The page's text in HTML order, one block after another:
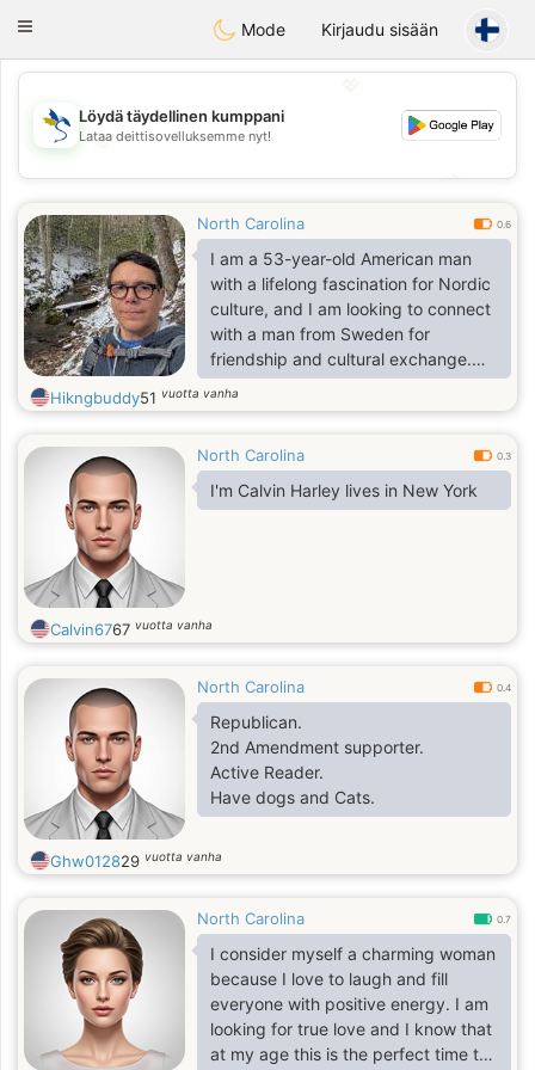
SvenskaDating
Toggle
Mode Kirjaudu sisään
💖
💕
Löydä täydellinen kumppani
Lataa deittisovelluksemme nyt!
North Carolina 0.6
I am a 53-year-old American man
with a lifelong fascination for Nordic
culture, and I am looking to connect
with a man from Sweden for
friendship and cultural exchange.
Ideally, you are also 53 or older—
retired is great, but certainly not a
Hikngbuddy51 vuotta vanha
North Carolina 0.3
I'm Calvin Harley lives in New York
Calvin6767 vuotta vanha
North Carolina 0.4
Republican.
2nd Amendment supporter.
Active Reader.
Have dogs and Cats.
Ghw012829 vuotta vanha
North Carolina 0.7
I consider myself a charming woman
because I love to laugh and fill
everyone with positive energy. I am
looking for true love and I know that
at my age this is the perfect time to